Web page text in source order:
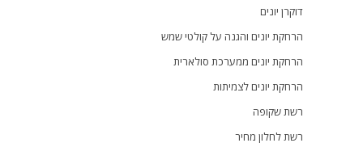
דוקרן יונים
הרחקת יונים והגנה על קולטי שמש
הרחקת יונים ממערכת סולארית
הרחקת יונים לצמיתות
רשת שקופה
רשת לחלון מחיר